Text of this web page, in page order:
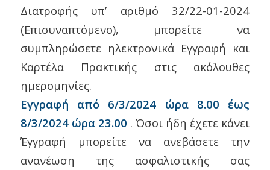
Διατροφής υπ’ αριθμό 32/22-01-2024
(Επισυναπτόμενο), μπορείτε να
συμπληρώσετε ηλεκτρονικά Εγγραφή και
Καρτέλα Πρακτικής στις ακόλουθες
ημερομηνίες.
Εγγραφή από 6/3/2024 ώρα 8.00 έως
8/3/2024 ώρα 23.00 . Όσοι ήδη έχετε κάνει
Έγγραφή μπορείτε να ανεβάσετε την
ανανέωση της ασφαλιστικής σας